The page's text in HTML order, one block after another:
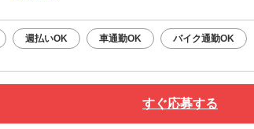
週払いOK 車通勤OK バイク通勤OK
すぐ応募する